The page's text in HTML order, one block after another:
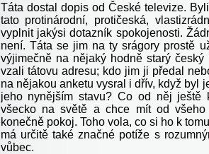
Táta dostal dopis od České televize.
tato protinárodní, protičeská,
vyplnit jakýsi dotazník spokojenosti.
není. Táta se jim na ty srágory prostě
výjimečně na nějaký hodně starý
vzali tátovu adresu; kdo jim ji předal
na nějakou anketu vysral i dřív, když byl
jeho nynějším stavu? Co od něj
všecko na světě a chce mít od
konečně pokoj. Toho vola, co si ho k
má určitě také značné potíže s
vůbec.